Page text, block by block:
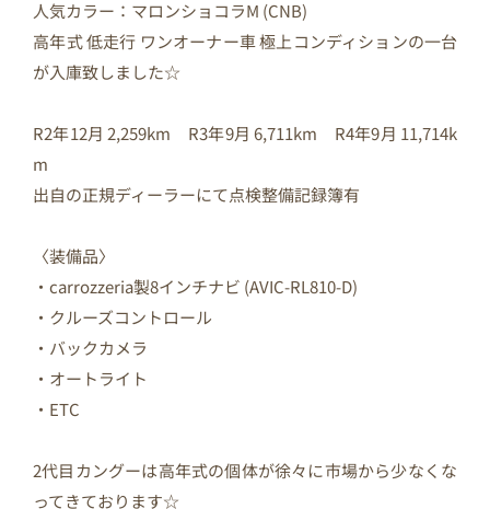
人気カラー：マロンショコラM (CNB)
高年式 低走行 ワンオーナー車 極上コンディションの一台
が入庫致しました☆
R2年12月 2,259km R3年9月 6,711km R4年9月 11,714k
m
出自の正規ディーラーにて点検整備記録簿有
〈装備品〉
・carrozzeria製8インチナビ (AVIC-RL810-D)
・クルーズコントロール
・バックカメラ
・オートライト
・ETC
2代目カングーは高年式の個体が徐々に市場から少なくな
ってきております☆